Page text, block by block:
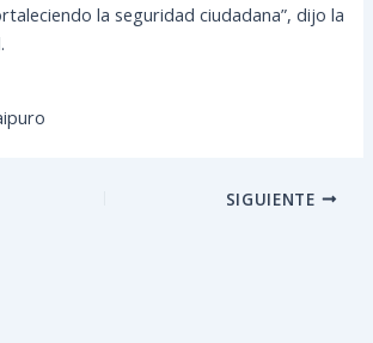
la seguridad ciudadana”, dijo la
SIGUIENTE